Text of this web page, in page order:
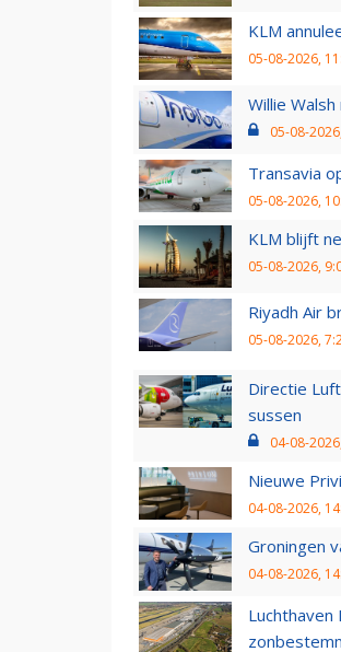
KLM
05-08-2026,
Willie
05-08-
Transavia
05-08-2026,
KLM blijft
05-08-2026,
Riyadh Air
05-08-2026,
Directie
sussen
04-08-
Nieuwe
04-08-2026,
Groningen
04-08-2026,